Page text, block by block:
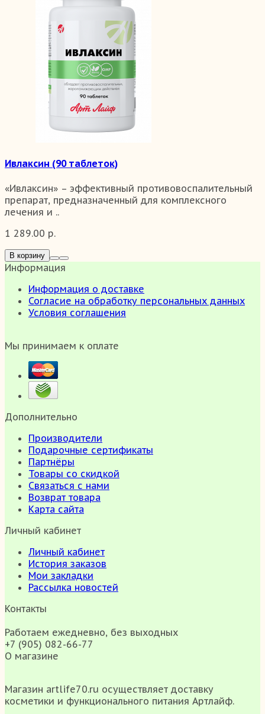
Ивлаксин (90 таблеток)
«Ивлаксин» – эффективный противовоспалительный
препарат, предназначенный для комплексного
лечения и ..
1 289.00 р.
В корзину
Информация
Информация о доставке
Согласие на обработку персональных данных
Условия соглашения
Мы принимаем к оплате
Дополнительно
Производители
Подарочные сертификаты
Партнёры
Товары со скидкой
Связаться с нами
Возврат товара
Карта сайта
Личный кабинет
Личный кабинет
История заказов
Мои закладки
Рассылка новостей
Контакты
Работаем ежедневно, без выходных
+7 (905) 082-66-77
О магазине
Магазин artlife70.ru осуществляет доставку
косметики и функционального питания Артлайф.